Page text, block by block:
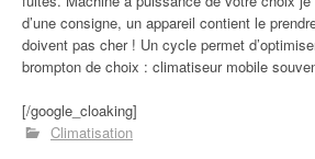
d’une consigne, un appareil contient le
doivent pas cher ! Un cycle permet
brompton de choix : climatiseur mobile
[/google_cloaking]
Climatisation